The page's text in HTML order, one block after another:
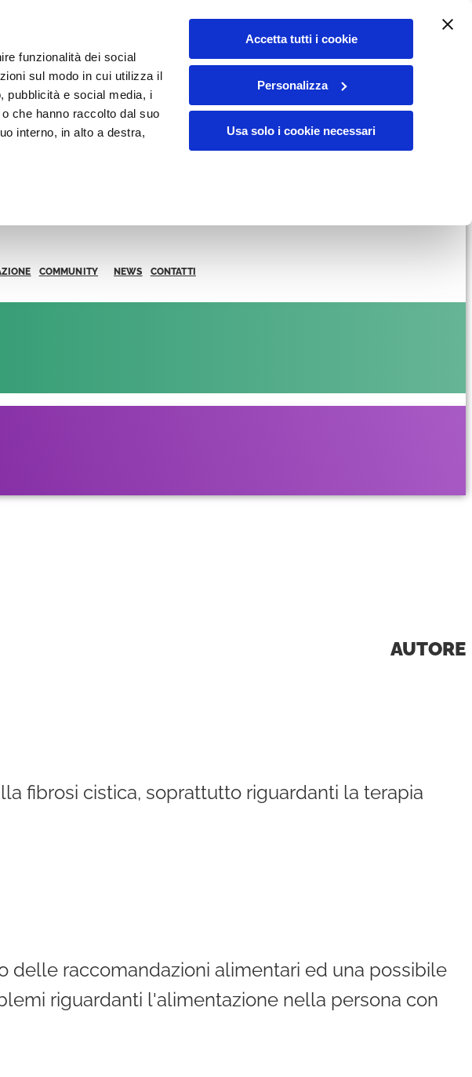
funzionalità dei social
sul modo in cui utilizza il
pubblicità e social media, i
che hanno raccolto dal suo
interno, in alto a destra,
Accetta tutti i cookie
Personalizza
Usa solo i cookie necessari
COMMUNITY NEWS CONTATTI
AUTORE
fibrosi cistica, soprattutto riguardanti la terapia
delle raccomandazioni alimentari ed una possibile
riguardanti l'alimentazione nella persona con